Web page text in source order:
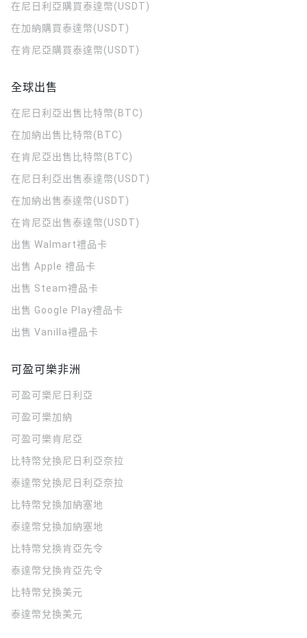
在尼日利亞購買泰達幣(USDT)
在加納購買泰達幣(USDT)
在肯尼亞購買泰達幣(USDT)
全球出售
在尼日利亞出售比特幣(BTC)
在加納出售比特幣(BTC)
在肯尼亞出售比特幣(BTC)
在尼日利亞出售泰達幣(USDT)
在加納出售泰達幣(USDT)
在肯尼亞出售泰達幣(USDT)
出售 Walmart禮品卡
出售 Apple 禮品卡
出售 Steam禮品卡
出售 Google Play禮品卡
出售 Vanilla禮品卡
可盈可樂非洲
可盈可樂 尼日利亞
可盈可樂加納
可盈可樂肯尼亞
比特幣兌換尼日利亞奈拉
泰達幣兌換尼日利亞奈拉
比特幣兌換加納塞地
泰達幣兌換加納塞地
比特幣兌換肯亞先令
泰達幣兌換肯亞先令
比特幣兌換美元
泰達幣兌換美元